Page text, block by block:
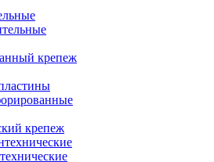
крепеж
крепеж